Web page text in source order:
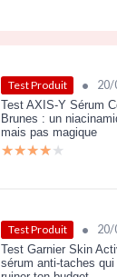
Test Produit • 20/
Test AXIS-Y Sérum
Brunes : un
mais pas magique
★★★★★
★★★★★
Test Produit • 20/
Test Garnier Skin
sérum anti-taches